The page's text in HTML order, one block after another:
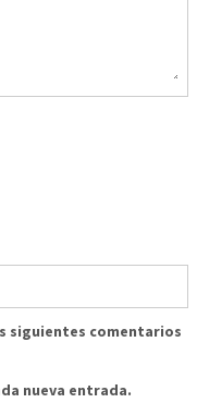
siguientes comentarios
nueva entrada.